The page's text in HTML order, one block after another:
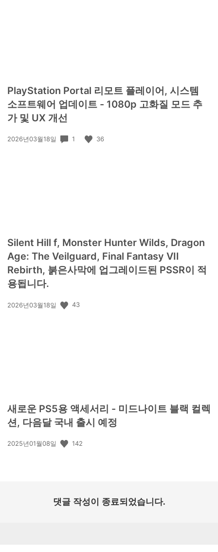
PlayStation Portal 리모트 플레이어, 시스템
소프트웨어 업데이트 - 1080p 고화질 모드 추
가 및 UX 개선
공
2026년03월18일 1 36
Silent Hill f, Monster Hunter Wilds, Dragon
Age: The Veilguard, Final Fantasy VII
Rebirth, 붉은사막에 업그레이드된 PSSR이 적
용됩니다.
공
2026년03월18일 43
새로운 PS5용 액세서리 - 미드나이트 블랙 컬렉
션, 다음달 국내 출시 예정
공
2025년01월08일 142
댓글 작성이 종료되었습니다.